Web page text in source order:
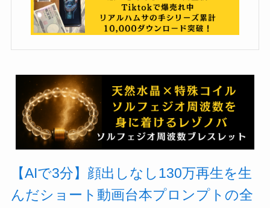
【AIで3分】顔出しなし130万再生を生
んだショート動画台本プロンプトの全